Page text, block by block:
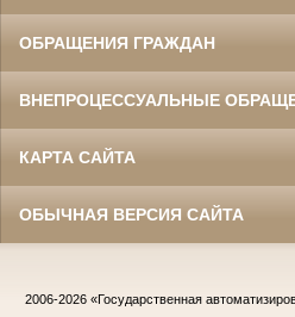
ОБРАЩЕНИЯ ГРАЖДАН
ВНЕПРОЦЕССУАЛЬНЫЕ
КАРТА САЙТА
ОБЫЧНАЯ ВЕРСИЯ САЙТА
2006-2026 «Государственная